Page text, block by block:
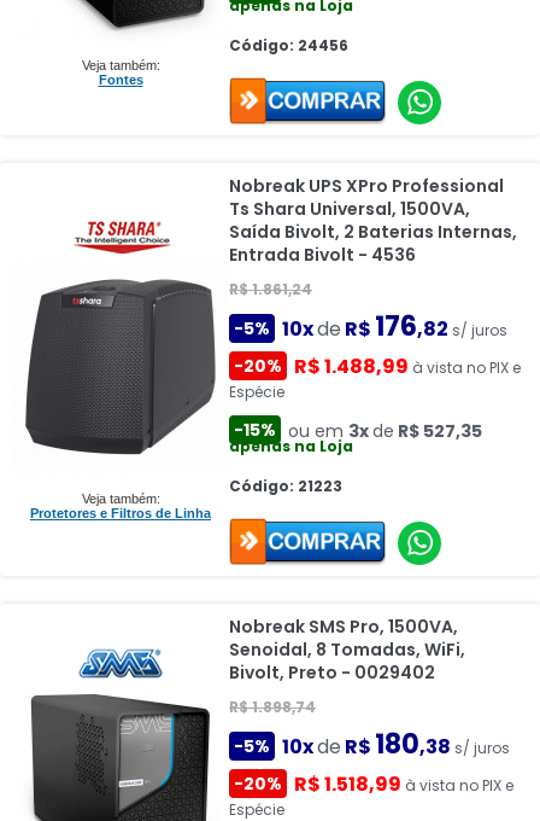
Veja também:
Fontes
apenas na Loja
Código: 24456
Veja também:
Protetores e Filtros de Linha
Nobreak UPS XPro Professional
Ts Shara Universal, 1500VA,
Saída Bivolt, 2 Baterias Internas,
Entrada Bivolt - 4536
R$ 1.861,24
-5% 10xde R$ 176,82 s/ juros
-20% R$ 1.488,99 à vista no PIX e
Espécie
-15% ou em 3xde R$ 527,35
apenas na Loja
Código: 21223
Nobreak SMS Pro, 1500VA,
Senoidal, 8 Tomadas, WiFi,
Bivolt, Preto - 0029402
R$ 1.898,74
-5% 10xde R$ 180,38 s/ juros
-20% R$ 1.518,99 à vista no PIX e
Espécie